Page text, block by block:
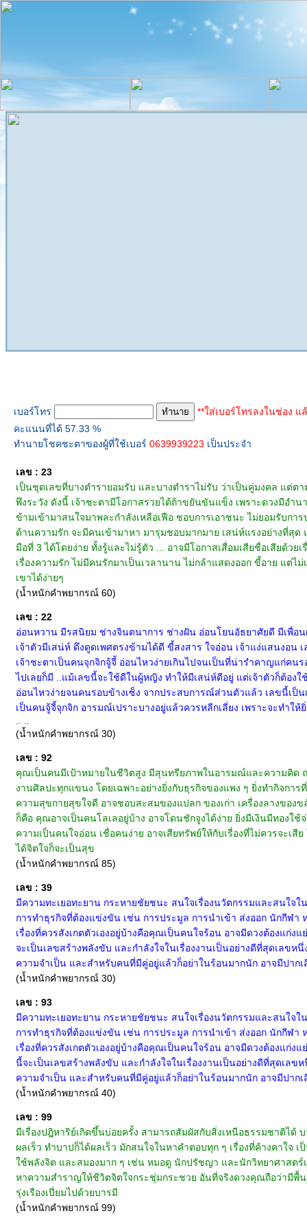
เบอร์โทร
**ใส่เบอร์โทรลงในช่อง แ
คะแนนที่ได้ 57.33 %
ทำนายโชคชะตาของผู้ที่ใช้เบอร์ 0639939223 เป็นประจำ
เลข : 23
เป็นชุดเลขที่บางตำรายอมรับ และบางตำราไม่รับ ว่าเป็นคู่มงคล แต่
พึงระวัง ดังนี้ เจ้าชะตามีโอกาสรวยได้ถ้าขยันขันแข็ง เพราะดวงมีอำ
ข้ามเข้ามาสนใจมาพละกำลังเหลือเฟือ ชอบการเอาชนะ ไม่ยอมรับก
ด้านความรัก จะมีคนเข้ามาหา มารุมชอบมากมาย เสน่ห์แรงอย่างที่สุด
มือที่ 3 ได้โดยง่าย ทั้งรู้และไม่รู้ตัว ... อาจมีโอกาสเสื่อมเสียชื่อเสียด้ว
เรื่องความรัก ไม่มีคนรักมาเป็นเวลานาน ไม่กล้าแสดงออก ขี้อาย แต่ไ
เขาได้ง่ายๆ
(น้ำหนักคำพยากรณ์ 60)
เลข : 22
อ่อนหวาน มีรสนิยม ช่างจินตนาการ ช่างฝัน อ่อนโยนอัธยาศัยดี มีเพื่อ
เจ้าตัวมีเสน่ห์ ดึงดูดเพศตรงข้ามได้ดี ขี้สงสาร ใจอ่อน เจ้าแง่แสนงอน
เจ้าชะตาเป็นคนจุกจิกจู้จี้ อ่อนไหวง่ายเกินไปจนเป็นที่น่ารำคาญแก่คน
ไปเลยก็มี ..แม้เลขนี้จะใช้ดีในผู้หญิง ทำให้มีเสน่ห์ดีอยู่ แต่เจ้าตัวก็ต้อ
อ่อนไหวง่ายจนคนรอบข้างเซ็ง จากประสบการณ์ส่วนตัวแล้ว เลขนี้เป็
เป็นคนจู้จี้จุกจิก อารมณ์เปราะบางอยู่แล้วควรหลีกเลี่ยง เพราะจะทำ
(น้ำหนักคำพยากรณ์ 30)
เลข : 92
คุณเป็นคนมีเป้าหมายในชีวิตสูง มีสุนทรียภาพในอารมณ์และความคิด ถ
งานศิลปะทุกแขนง โดยเฉพาะอย่างยิ่งกับธุรกิจของแพง ๆ ยิ่งทำกิจก
ความสุขกายสุขใจดี อาจชอบสะสมของแปลก ของเก่า เครื่องลางของ
ก็คือ คุณอาจเป็นคนโลเลอยู่บ้าง อาจโดนชักจูงได้ง่าย ยิ่งมีเงินมีทองใ
ความเป็นคนใจอ่อน เชื่อคนง่าย อาจเสียทรัพย์ให้กับเรื่องที่ไม่ควรจะเ
ได้จิตใจก็จะเป็นสุข
(น้ำหนักคำพยากรณ์ 85)
เลข : 39
มีความทะเยอทะยาน กระหายชัยชนะ สนใจเรื่องนวัตกรรมและสนใจใ
การทำธุรกิจที่ต้องแข่งขัน เช่น การประมูล การนำเข้า ส่งออก นักกีฬ
เรื่องที่ควรสังเกตตัวเองอยู่บ้างคือคุณเป็นคนใจร้อน อาจมีดวงต้องแก่
จะเป็นเลขสร้างพลังขับ และกำลังใจในเรื่องงานเป็นอย่างดีที่สุดเลขห
ความจำเป็น และสำหรับคนที่มีคู่อยู่แล้วก็อย่าในร้อนมากนัก อาจมีปาก
(น้ำหนักคำพยากรณ์ 30)
เลข : 93
มีความทะเยอทะยาน กระหายชัยชนะ สนใจเรื่องนวัตกรรมและสนใจใ
การทำธุรกิจที่ต้องแข่งขัน เช่น การประมูล การนำเข้า ส่งออก นักกีฬ
เรื่องที่ควรสังเกตตัวเองอยู่บ้างคือคุณเป็นคนใจร้อน อาจมีดวงต้องแก่
นี้จะเป็นเลขสร้างพลังขับ และกำลังใจในเรื่องงานเป็นอย่างดีที่สุดเลข
ความจำเป็น และสำหรับคนที่มีคู่อยู่แล้วก็อย่าในร้อนมากนัก อาจมีปาก
(น้ำหนักคำพยากรณ์ 40)
เลข : 99
มีเรื่องปฎิหาริย์เกิดขึ้นบ่อยครั้ง สามารถสัมผัสกับสิ่งเหนือธรรมชาติได้
ผลเร็ว ทำบาปก็ได้ผลเร็ว มักสนใจในหาคำตอบทุก ๆ เรื่องที่ค้างคาใ
ใช้พลังจิต และสมองมาก ๆ เช่น หมอดู นักปรัชญา และนักวิทยาศาสต
หาความสำราญให้ชีวิตจิตใจกระชุ่มกระชวย อันที่จริงดวงคุณถือว่ามีพื้
รุ่งเรืองเปี่ยมไปด้วยบารมี
(น้ำหนักคำพยากรณ์ 99)